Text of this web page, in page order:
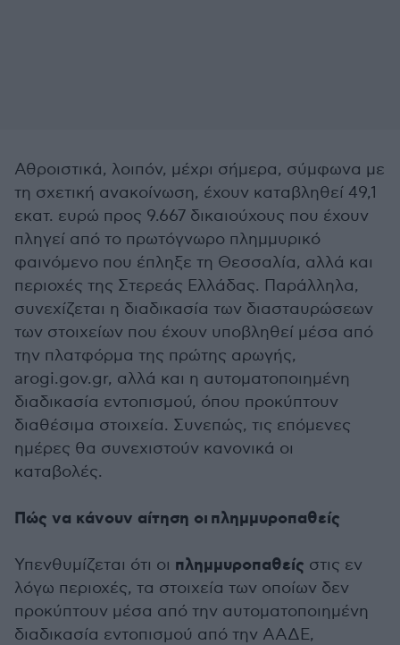
Αθροιστικά, λοιπόν, μέχρι σήμερα, σύμφωνα με
τη σχετική ανακοίνωση, έχουν καταβληθεί 49,1
εκατ. ευρώ προς 9.667 δικαιούχους που έχουν
πληγεί από το πρωτόγνωρο πλημμυρικό
φαινόμενο που έπληξε τη Θεσσαλία, αλλά και
περιοχές της Στερεάς Ελλάδας. Παράλληλα,
συνεχίζεται η διαδικασία των διασταυρώσεων
των στοιχείων που έχουν υποβληθεί μέσα από
την πλατφόρμα της πρώτης αρωγής,
arogi.gov.gr, αλλά και η αυτοματοποιημένη
διαδικασία εντοπισμού, όπου προκύπτουν
διαθέσιμα στοιχεία. Συνεπώς, τις επόμενες
ημέρες θα συνεχιστούν κανονικά οι
καταβολές.
Πώς να κάνουν αίτηση οι πλημμυροπαθείς
Υπενθυμίζεται ότι οι πλημμυροπαθείς στις εν
λόγω περιοχές, τα στοιχεία των οποίων δεν
προκύπτουν μέσα από την αυτοματοποιημένη
διαδικασία εντοπισμού από την ΑΑΔΕ,